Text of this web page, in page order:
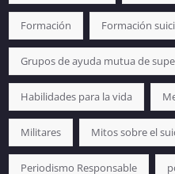
Formación Formación
Grupos de ayuda mutua de
Habilidades para la vida
Militares Mitos sobre el
Periodismo Responsable